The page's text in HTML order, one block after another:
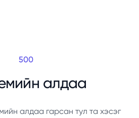
500
алдаа
алдаа гарсан тул та хэсэг